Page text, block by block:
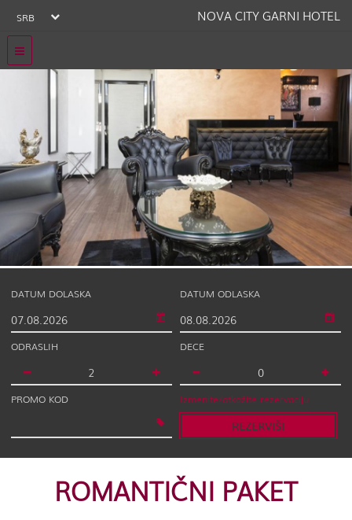
SRB NOVA CITY GARNI HOTEL
DATUM DOLASKA DATUM ODLASKA
ODRASLIH DECE
PROMO KOD Izmenite/otkažite rezervaciju
REZERVIŠI
ROMANTIČNI PAKET